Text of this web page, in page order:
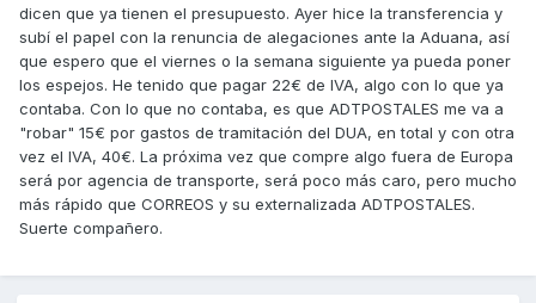
dicen que ya tienen el presupuesto. Ayer hice la transferencia y
subí el papel con la renuncia de alegaciones ante la Aduana, así
que espero que el viernes o la semana siguiente ya pueda poner
los espejos. He tenido que pagar 22€ de IVA, algo con lo que ya
contaba. Con lo que no contaba, es que ADTPOSTALES me va a
"robar" 15€ por gastos de tramitación del DUA, en total y con otra
vez el IVA, 40€. La próxima vez que compre algo fuera de Europa
será por agencia de transporte, será poco más caro, pero mucho
más rápido que CORREOS y su externalizada ADTPOSTALES.
Suerte compañero.